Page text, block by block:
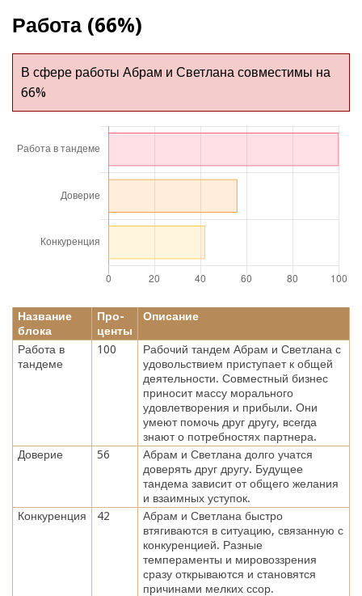
Работа (66%)
В сфере работы Абрам и Светлана совместимы на
66%
Название
блока
Про-
центы
Описание
Работа в
тандеме
100
Рабочий тандем Абрам и Светлана с
удовольствием приступает к общей
деятельности. Совместный бизнес
приносит массу морального
удовлетворения и прибыли. Они
умеют помочь друг другу, всегда
знают о потребностях партнера.
Доверие
56
Абрам и Светлана долго учатся
доверять друг другу. Будущее
тандема зависит от общего желания
и взаимных уступок.
Конкуренция
42
Абрам и Светлана быстро
втягиваются в ситуацию, связанную с
конкуренцией. Разные
темпераменты и мировоззрения
сразу открываются и становятся
причинами мелких ссор.